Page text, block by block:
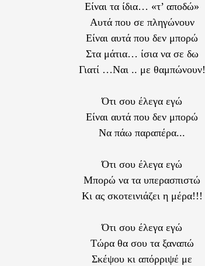
Είναι τα ίδια… «τ’ αποδώ»
Αυτά που σε πληγώνουν
Είναι αυτά που δεν μπορώ
Στα μάτια… ίσια να σε δω
Γιατί …Ναι .. με θαμπώνουν!
Ότι σου έλεγα εγώ
Είναι αυτά που δεν μπορώ
Να πάω παραπέρα...
Ότι σου έλεγα εγώ
Μπορώ να τα υπερασπιστώ
Κι ας σκοτεινιάζει η μέρα!!!
Ότι σου έλεγα εγώ
Τώρα θα σου τα ξαναπώ
Σκέψου κι απόρριψέ με